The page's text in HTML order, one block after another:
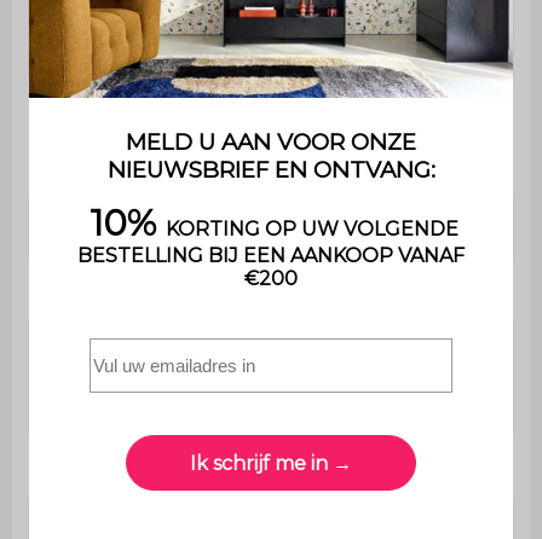
Dikte van het
slaapgedeelte
15 cm
ondersteund
gewicht
110 kg
Gebruik Binnen
2 jaar
Montage
eenvoudig , een handleiding
24 kg